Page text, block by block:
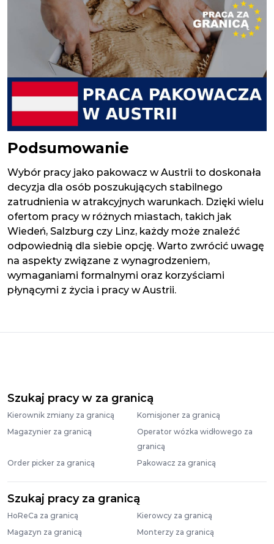
Podsumowanie
Wybór pracy jako pakowacz w Austrii to doskonała
decyzja dla osób poszukujących stabilnego
zatrudnienia w atrakcyjnych warunkach. Dzięki wielu
ofertom pracy w różnych miastach, takich jak
Wiedeń, Salzburg czy Linz, każdy może znaleźć
odpowiednią dla siebie opcję. Warto zwrócić uwagę
na aspekty związane z wynagrodzeniem,
wymaganiami formalnymi oraz korzyściami
płynącymi z życia i pracy w Austrii.
Szukaj pracy w za granicą
Kierownik zmiany za granicą
Komisjoner za granicą
Magazynier za granicą
Operator wózka widłowego za
granicą
Order picker za granicą
Pakowacz za granicą
Szukaj pracy za granicą
HoReCa za granicą
Kierowcy za granicą
Magazyn za granicą
Monterzy za granicą